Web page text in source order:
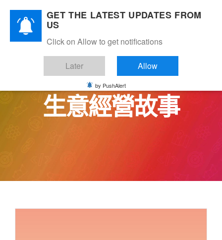
Skip
content
生意經營故事
GET THE LATEST UPDATES FROM
US
Click on Allow to get notifications
Later Allow
by PushAlert